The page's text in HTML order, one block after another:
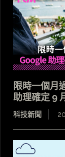
限時一個
助理確定 9
科技新聞